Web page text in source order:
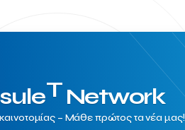
TNetwork
– Μάθε πρώτος τα νέα μας!